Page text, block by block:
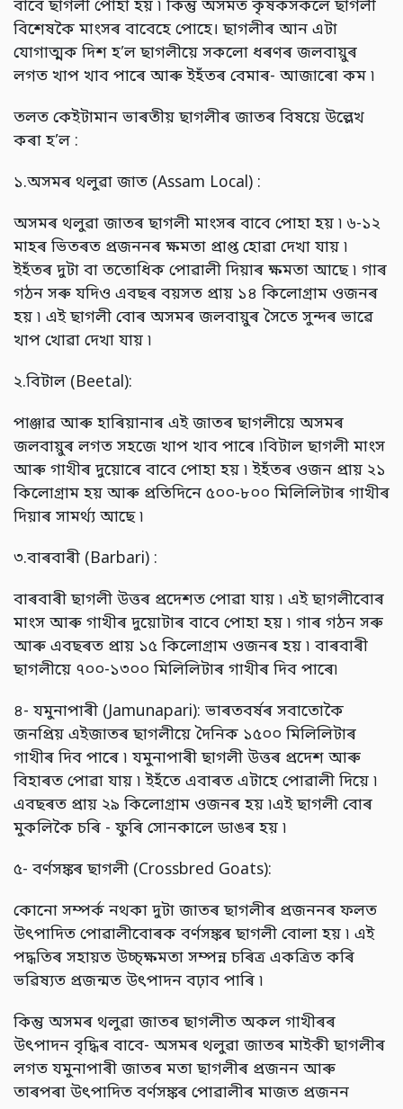
বাবে ছাগলী পোহা হয় ৷ কিন্তু অসমত কৃষকসকলে ছাগলী
বিশেষকৈ মাংসৰ বাবেহে পোহে। ছাগলীৰ আন এটা
যোগাত্মক দিশ হ’ল ছাগলীয়ে সকলো ধৰণৰ জলবায়ুৰ
লগত খাপ খাব পাৰে আৰু ইহঁতৰ বেমাৰ- আজাৰো কম ৷
তলত কেইটামান ভাৰতীয় ছাগলীৰ জাতৰ বিষয়ে উল্লেখ
কৰা হ’ল :
১.অসমৰ থলুৱা জাত (Assam Local) :
অসমৰ থলুৱা জাতৰ ছাগলী মাংসৰ বাবে পোহা হয় ৷ ৬-১২
মাহৰ ভিতৰত প্ৰজননৰ ক্ষমতা প্ৰাপ্ত হোৱা দেখা যায় ৷
ইহঁতৰ দুটা বা ততোধিক পোৱালী দিয়াৰ ক্ষমতা আছে ৷ গাৰ
গঠন সৰু যদিও এবছৰ বয়সত প্ৰায় ১৪ কিলোগ্ৰাম ওজনৰ
হয় ৷ এই ছাগলী বোৰ অসমৰ জলবায়ুৰ সৈতে সুন্দৰ ভাৱে
খাপ খোৱা দেখা যায় ৷
২.বিটাল (Beetal):
পাঞ্জাৱ আৰু হাৰিয়ানাৰ এই জাতৰ ছাগলীয়ে অসমৰ
জলবায়ুৰ লগত সহজে খাপ খাব পাৰে ৷বিটাল ছাগলী মাংস
আৰু গাখীৰ দুয়োৰে বাবে পোহা হয় ৷ ইহঁতৰ ওজন প্ৰায় ২১
কিলোগ্ৰাম হয় আৰু প্ৰতিদিনে ৫০০-৮০০ মিলিলিটাৰ গাখীৰ
দিয়াৰ সামৰ্থ্য আছে ৷
৩.বাৰবাৰী (Barbari) :
বাৰবাৰী ছাগলী উত্তৰ প্ৰদেশত পোৱা যায় ৷ এই ছাগলীবোৰ
মাংস আৰু গাখীৰ দুয়োটাৰ বাবে পোহা হয় ৷ গাৰ গঠন সৰু
আৰু এবছৰত প্ৰায় ১৫ কিলোগ্ৰাম ওজনৰ হয় ৷ বাৰবাৰী
ছাগলীয়ে ৭০০-১৩০০ মিলিলিটাৰ গাখীৰ দিব পাৰে৷
৪- যমুনাপাৰী (Jamunapari): ভাৰতবৰ্ষৰ সবাতোকৈ
জনপ্ৰিয় এইজাতৰ ছাগলীয়ে দৈনিক ১৫০০ মিলিলিটাৰ
গাখীৰ দিব পাৰে ৷ যমুনাপাৰী ছাগলী উত্তৰ প্ৰদেশ আৰু
বিহাৰত পোৱা যায় ৷ ইহঁতে এবাৰত এটাহে পোৱালী দিয়ে ৷
এবছৰত প্ৰায় ২৯ কিলোগ্ৰাম ওজনৰ হয় ৷এই ছাগলী বোৰ
মুকলিকৈ চৰি - ফুৰি সোনকালে ডাঙৰ হয় ৷
৫- বৰ্ণসঙ্কৰ ছাগলী (Crossbred Goats):
কোনো সম্পৰ্ক নথকা দুটা জাতৰ ছাগলীৰ প্ৰজননৰ ফলত
উৎপাদিত পোৱালীবোৰক বৰ্ণসঙ্কৰ ছাগলী বোলা হয় ৷ এই
পদ্ধতিৰ সহায়ত উচ্চ্ক্ষমতা সম্পন্ন চৰিত্ৰ একত্ৰিত কৰি
ভৱিষ্যত প্ৰজন্মত উৎপাদন বঢ়াব পাৰি ৷
কিন্তু অসমৰ থলুৱা জাতৰ ছাগলীত অকল গাখীৰৰ
উৎপাদন বৃদ্ধিৰ বাবে- অসমৰ থলুৱা জাতৰ মাইকী ছাগলীৰ
লগত যমুনাপাৰী জাতৰ মতা ছাগলীৰ প্ৰজনন আৰু
তাৰপৰা উৎপাদিত বৰ্ণসঙ্কৰ পোৱালীৰ মাজত প্ৰজনন